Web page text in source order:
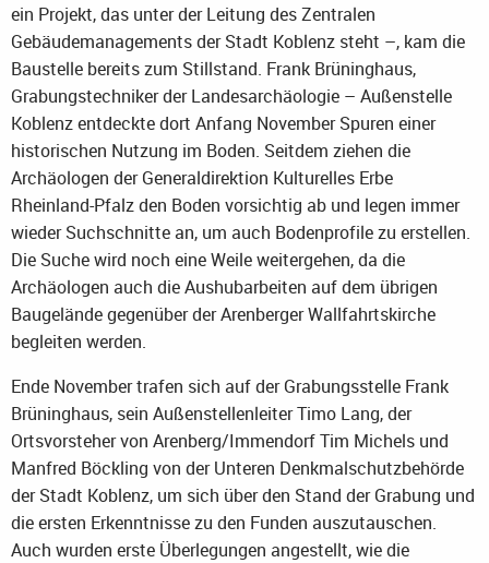
ein Projekt, das unter der Leitung des Zentralen
Gebäudemanagements der Stadt Koblenz steht –, kam die
Baustelle bereits zum Stillstand. Frank Brüninghaus,
Grabungstechniker der Landesarchäologie – Außenstelle
Koblenz entdeckte dort Anfang November Spuren einer
historischen Nutzung im Boden. Seitdem ziehen die
Archäologen der Generaldirektion Kulturelles Erbe
Rheinland-Pfalz den Boden vorsichtig ab und legen immer
wieder Suchschnitte an, um auch Bodenprofile zu erstellen.
Die Suche wird noch eine Weile weitergehen, da die
Archäologen auch die Aushubarbeiten auf dem übrigen
Baugelände gegenüber der Arenberger Wallfahrtskirche
begleiten werden.
Ende November trafen sich auf der Grabungsstelle Frank
Brüninghaus, sein Außenstellenleiter Timo Lang, der
Ortsvorsteher von Arenberg/Immendorf Tim Michels und
Manfred Böckling von der Unteren Denkmalschutzbehörde
der Stadt Koblenz, um sich über den Stand der Grabung und
die ersten Erkenntnisse zu den Funden auszutauschen.
Auch wurden erste Überlegungen angestellt, wie die